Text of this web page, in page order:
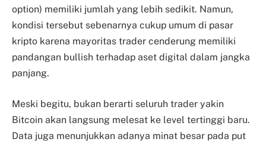
option) memiliki jumlah yang lebih sedikit. Namun,
kondisi tersebut sebenarnya cukup umum di pasar
kripto karena mayoritas trader cenderung memiliki
pandangan bullish terhadap aset digital dalam jangka
panjang.
Meski begitu, bukan berarti seluruh trader yakin
Bitcoin akan langsung melesat ke level tertinggi baru.
Data juga menunjukkan adanya minat besar pada put